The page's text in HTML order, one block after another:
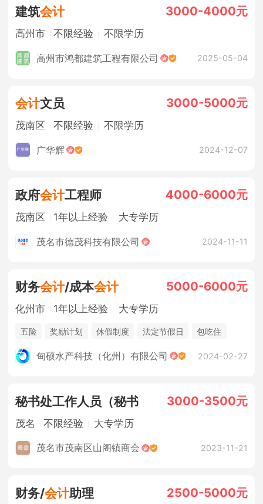
建筑会计 3000-4000元
高州市 不限经验 不限学历
高州市鸿都建筑工程有限公司 2025-05-04
会计文员 3000-5000元
茂南区 不限经验 不限学历
广华辉 2024-12-07
政府会计工程师 4000-6000元
茂南区 1年以上经验 大专学历
茂名市德茂科技有限公司 2024-11-11
财务会计/成本会计 5000-6000元
化州市 1年以上经验 大专学历
五险 奖励计划 休假制度 法定节假日 包吃住
甸硕水产科技（化州）有限公司 2024-02-27
秘书处工作人员（秘书 3000-3500元
茂名 不限经验 大专学历
茂名市茂南区山阁镇商会 2023-11-21
财务/会计助理 2500-5000元